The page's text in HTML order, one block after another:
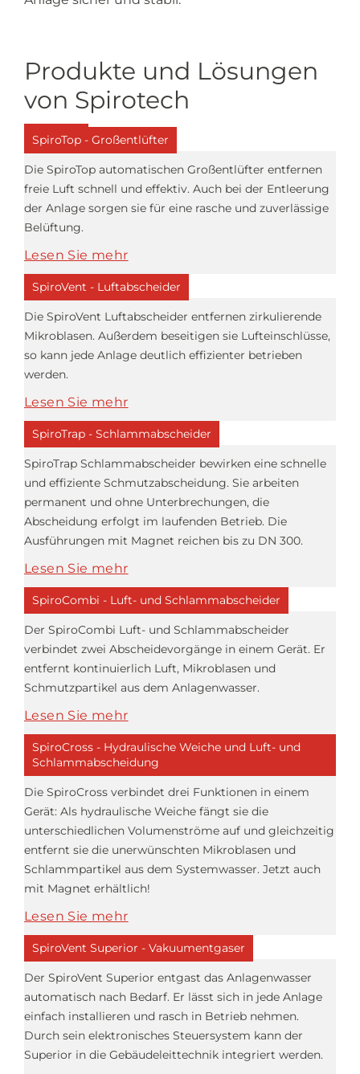
Produkte und Lösungen
von Spirotech
SpiroTop - Großentlüfter
Die SpiroTop automatischen Großentlüfter entfernen
freie Luft schnell und effektiv. Auch bei der Entleerung
der Anlage sorgen sie für eine rasche und zuverlässige
Belüftung.
Lesen Sie mehr
SpiroVent - Luftabscheider
Die SpiroVent Luftabscheider entfernen zirkulierende
Mikroblasen. Außerdem beseitigen sie Lufteinschlüsse,
so kann jede Anlage deutlich effizienter betrieben
werden.
Lesen Sie mehr
SpiroTrap - Schlammabscheider
SpiroTrap Schlammabscheider bewirken eine schnelle
und effiziente Schmutzabscheidung. Sie arbeiten
permanent und ohne Unterbrechungen, die
Abscheidung erfolgt im laufenden Betrieb. Die
Ausführungen mit Magnet reichen bis zu DN 300.
Lesen Sie mehr
SpiroCombi - Luft- und Schlammabscheider
Der SpiroCombi Luft- und Schlammabscheider
verbindet zwei Abscheidevorgänge in einem Gerät. Er
entfernt kontinuierlich Luft, Mikroblasen und
Schmutzpartikel aus dem Anlagenwasser.
Lesen Sie mehr
SpiroCross - Hydraulische Weiche und Luft- und
Schlammabscheidung
Die SpiroCross verbindet drei Funktionen in einem
Gerät: Als hydraulische Weiche fängt sie die
unterschiedlichen Volumenströme auf und gleichzeitig
entfernt sie die unerwünschten Mikroblasen und
Schlammpartikel aus dem Systemwasser. Jetzt auch
mit Magnet erhältlich!
Lesen Sie mehr
SpiroVent Superior - Vakuumentgaser
Der SpiroVent Superior entgast das Anlagenwasser
automatisch nach Bedarf. Er lässt sich in jede Anlage
einfach installieren und rasch in Betrieb nehmen.
Durch sein elektronisches Steuersystem kann der
Superior in die Gebäudeleittechnik integriert werden.